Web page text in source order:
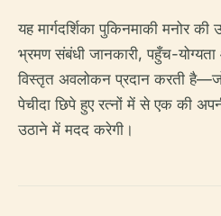
यह मार्गदर्शिका पुकिनमाकी मनोर की
भ्रमण संबंधी जानकारी, पहुँच-योग्यता
विस्तृत अवलोकन प्रदान करती
पेचीदा छिपे हुए रत्नों में से एक की
उठाने में मदद करेगी।